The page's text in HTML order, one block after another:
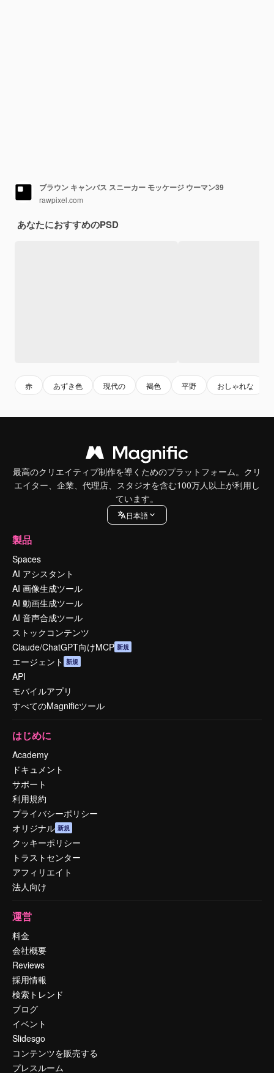
ブラウン キャンバス スニーカー モッケージ ウーマン39
rawpixel.com
あなたにおすすめのPSD
赤 あずき色 現代の 褐色 平野 おしゃれな
最高のクリエイティブ制作を導くためのプラットフォーム。クリ
エイター、企業、代理店、スタジオを含む100万人以上が利用し
ています。
日本語
製品
Spaces
AI アシスタント
AI 画像生成ツール
AI 動画生成ツール
AI 音声合成ツール
ストックコンテンツ
Claude/ChatGPT向けMCP 新規
エージェント 新規
API
モバイルアプリ
すべてのMagnificツール
はじめに
Academy
ドキュメント
サポート
利用規約
プライバシーポリシー
オリジナル 新規
クッキーポリシー
トラストセンター
アフィリエイト
法人向け
運営
料金
会社概要
Reviews
採用情報
検索トレンド
ブログ
イベント
Slidesgo
コンテンツを販売する
プレスルーム